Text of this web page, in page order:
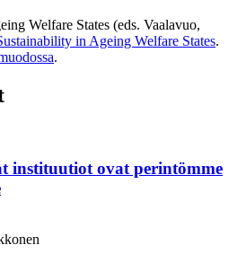
Welfare States (eds. Vaalavuo,
in Ageing Welfare States.
.
instituutiot ovat perintömme